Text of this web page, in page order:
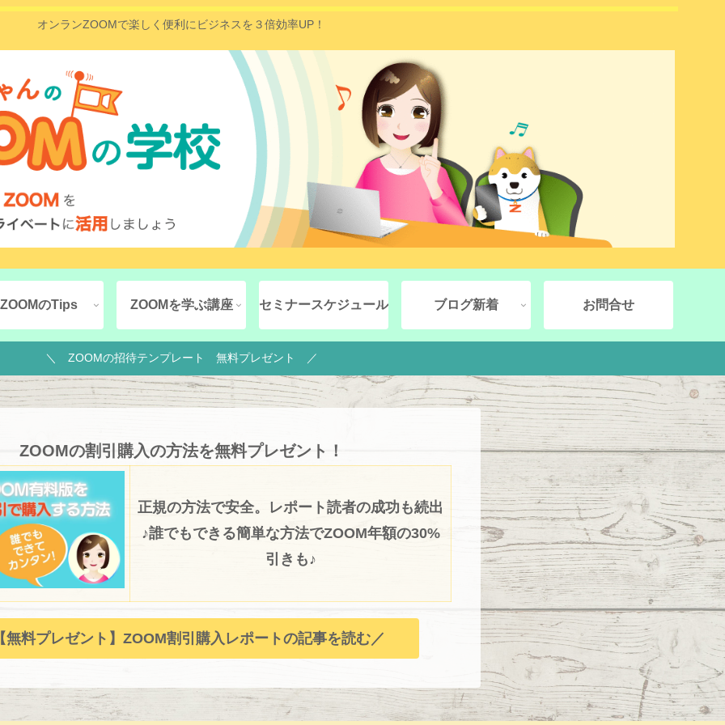
オンランZOOMで楽しく便利にビジネスを３倍効率UP！
ZOOMのTips ZOOMを学ぶ講座 セミナースケジュール ブログ新着 お問合せ
＼ ZOOMの招待テンプレート 無料プレゼント ／
ZOOMの割引購入の方法を無料プレゼント！
正規の方法で安全。レポート読者の成功も続出
♪誰でもできる簡単な方法でZOOM年額の30%
引きも♪
無料プレゼント】ZOOM割引購入レポートの記事を読む／